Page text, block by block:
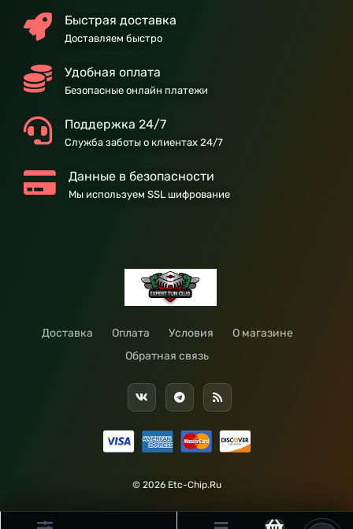
Быстрая доставка
Доставляем быстро
Удобная оплата
Безопасные онлайн платежи
Поддержка 24/7
Служба заботы о клиентах 24/7
Данные в безопасности
Мы используем SSL шифрование
Доставка Оплата Условия
О магазине
Обратная связь
© 2026 Etc-Chip.Ru